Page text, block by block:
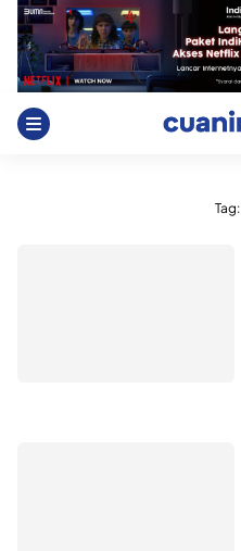
Skip
content
Tag: